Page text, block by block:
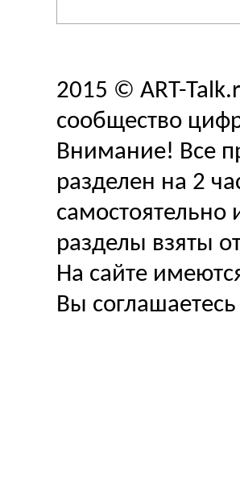
2015 © ART-
сообщество
Внимание! Все
разделен на 2
самостоятельно
разделы взяты
На сайте
Вы